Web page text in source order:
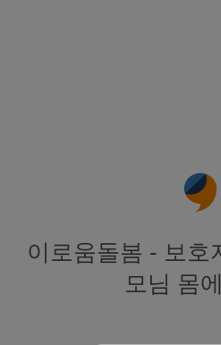
이로움돌봄 - 보호
모님 몸